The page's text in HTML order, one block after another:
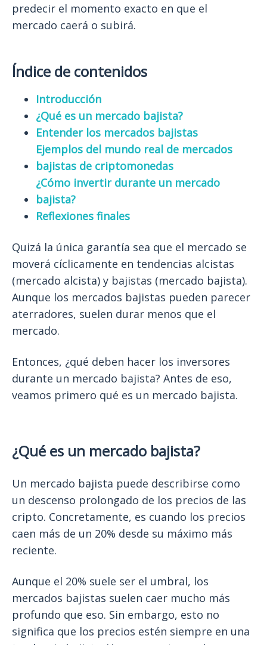
predecir el momento exacto en que el
mercado caerá o subirá.
Índice de contenidos
Introducción
¿Qué es un mercado bajista?
Entender los mercados bajistas
Ejemplos del mundo real de mercados
bajistas de criptomonedas
¿Cómo invertir durante un mercado
bajista?
Reflexiones finales
Quizá la única garantía sea que el mercado se
moverá cíclicamente en tendencias alcistas
(mercado alcista) y bajistas (mercado bajista).
Aunque los mercados bajistas pueden parecer
aterradores, suelen durar menos que el
mercado.
Entonces, ¿qué deben hacer los inversores
durante un mercado bajista? Antes de eso,
veamos primero qué es un mercado bajista.
¿Qué es un mercado bajista?
Un mercado bajista puede describirse como
un descenso prolongado de los precios de las
cripto. Concretamente, es cuando los precios
caen más de un 20% desde su máximo más
reciente.
Aunque el 20% suele ser el umbral, los
mercados bajistas suelen caer mucho más
profundo que eso. Sin embargo, esto no
significa que los precios estén siempre en una